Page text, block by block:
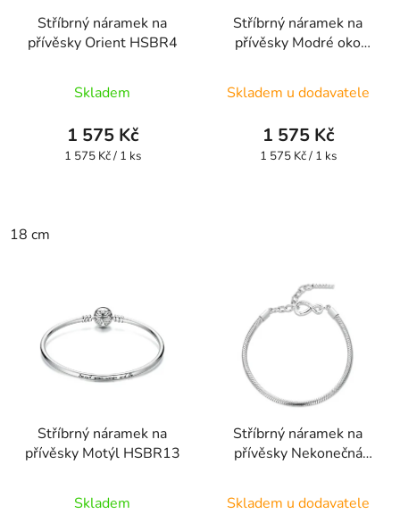
Stříbrný náramek na
přívěsky Orient HSBR4
hodnocení
produktu
je
Skladem
1 575 Kč
Měrná
1 575 Kč / 1 ks
18 cm
Stříbrný náramek na
přívěsky Modré oko
Skladem u dodavatele
1 575 Kč
Měrná
1 575 Kč / 1 ks
Stříbrný náramek na
přívěsky Motýl HSBR13
Skladem
Stříbrný náramek na
přívěsky Nekonečná
Skladem u dodavatele